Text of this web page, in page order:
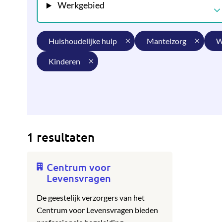
Werkgebied
huishoudelijke hulp mantelzorg
kinderen
1 resultaten
Centrum voor
Levensvragen
De geestelijk verzorgers van het
Centrum voor Levensvragen bieden